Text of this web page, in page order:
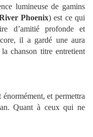
lumineuse de gamins
Phoenix) est ce qui
d’amitié profonde et
il a gardé une aura
chanson titre entretient
et permettra
Quant à ceux qui ne